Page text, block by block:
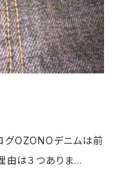
OZONOデニムは前
由は３つありま